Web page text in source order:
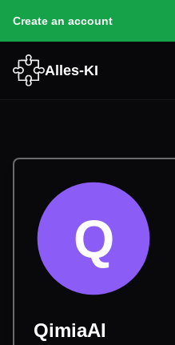
Create an account
Alles-KI
Q
QimiaAI